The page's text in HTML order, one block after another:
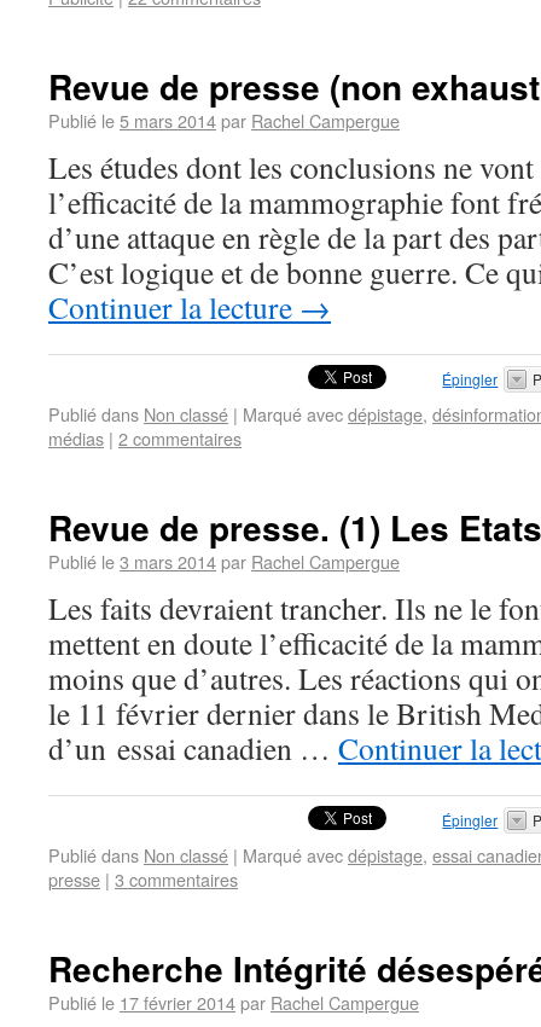
Revue de presse (non
Publié le5 mars 2014par Rachel Campergue
Les études dont les conclusions ne vont
l’efficacité de la mammographie font
d’une attaque en règle de la part des
C’est logique et de bonne guerre. Ce
Continuer la lecture →
Épingler
Publié dans Non classé | Marqué avecdépistage,
médias | 2 commentaires
Revue de presse. (1) Les
Publié le3 mars 2014par Rachel Campergue
Les faits devraient trancher. Ils ne le
mettent en doute l’efficacité de la
moins que d’autres. Les réactions qui
le 11 février dernier dans le British
d’un essai canadien … Continuer la
Épingler
Publié dans Non classé | Marqué avecdépistage, essai
presse | 3 commentaires
Recherche Intégrité
Publié le 17 février 2014par Rachel Campergue